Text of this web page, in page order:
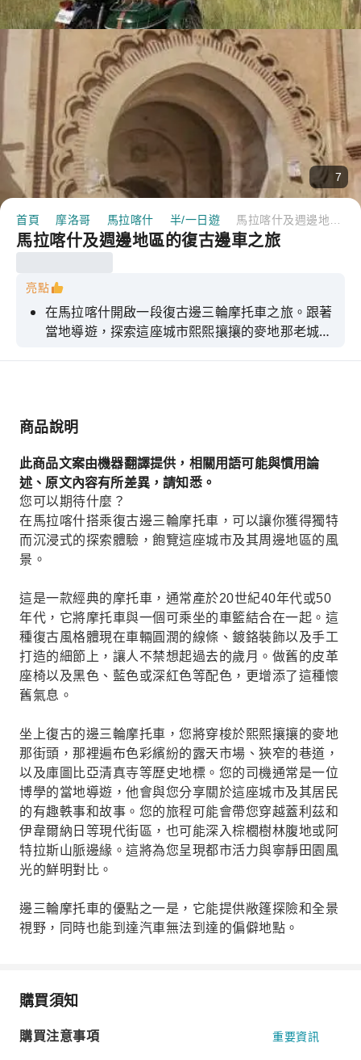
7
首頁 摩洛哥 馬拉喀什 半/一日遊
馬拉喀什及週邊地區的復古邊車之旅
亮點
在馬拉喀什開啟一段復古邊三輪摩托車之旅。跟著
當地導遊，探索這座城市熙熙攘攘的麥地那老城、
商品說明
此商品文案由機器翻譯提供，相關用語可能與慣用論
述、原文內容有所差異，請知悉。
您可以期待什麼？
在馬拉喀什搭乘復古邊三輪摩托車，可以讓你獲得獨特
而沉浸式的探索體驗，飽覽這座城市及其周邊地區的風
景。
這是一款經典的摩托車，通常產於20世紀40年代或50
年代，它將摩托車與一個可乘坐的車籃結合在一起。這
種復古風格體現在車輛圓潤的線條、鍍鉻裝飾以及手工
打造的細節上，讓人不禁想起過去的歲月。做舊的皮革
座椅以及黑色、藍色或深紅色等配色，更增添了這種懷
舊氣息。
坐上復古的邊三輪摩托車，您將穿梭於熙熙攘攘的麥地
那街頭，那裡遍布色彩繽紛的露天市場、狹窄的巷道，
以及庫圖比亞清真寺等歷史地標。您的司機通常是一位
博學的當地導遊，他會與您分享關於這座城市及其居民
的有趣軼事和故事。您的旅程可能會帶您穿越蓋利茲和
伊韋爾納日等現代街區，也可能深入棕櫚樹林腹地或阿
特拉斯山脈邊緣。這將為您呈現都市活力與寧靜田園風
光的鮮明對比。
邊三輪摩托車的優點之一是，它能提供敞篷探險和全景
視野，同時也能到達汽車無法到達的偏僻地點。
購買須知
購買注意事項 重要資訊